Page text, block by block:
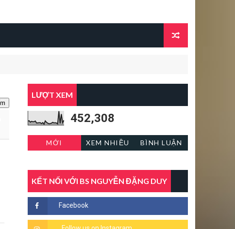
LƯỢT XEM
452,308
MỚI XEM NHIỀU BÌNH LUẬN
KẾT NỐI VỚI BS NGUYỄN ĐẶNG DUY